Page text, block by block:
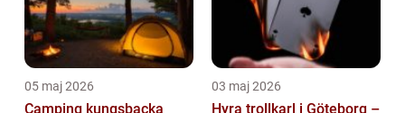
05 maj 2026
Camping kungsbacka
03 maj 2026
Hyra trollkarl i Göteborg –